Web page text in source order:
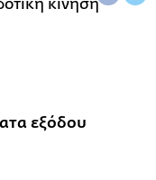
εξόδου